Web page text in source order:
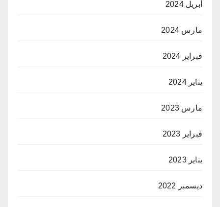
أبريل 2024
مارس 2024
فبراير 2024
يناير 2024
مارس 2023
فبراير 2023
يناير 2023
ديسمبر 2022